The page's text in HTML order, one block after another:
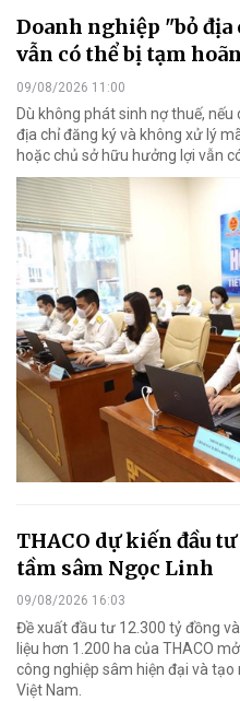
Doanh nghiệp "bỏ
vẫn có thể bị tạm
09/08/2026 11:00
Dù không phát sinh nợ thuế,
địa chỉ đăng ký và không xử lý
hoặc chủ sở hữu hưởng lợi vẫn
THACO dự kiến đầu
tầm sâm Ngọc Linh
09/08/2026 16:03
Đề xuất đầu tư 12.300 tỷ đồng
liệu hơn 1.200 ha của THACO
công nghiệp sâm hiện đại và
Việt Nam.